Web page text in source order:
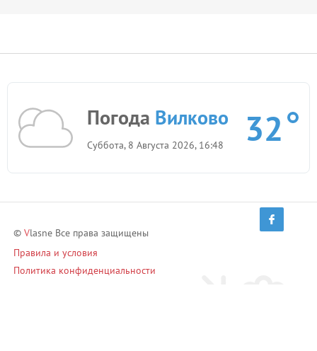
Погода Вилково
Суббота, 8 Августа 2026, 16:48 32
© Vlasne Все права защищены
Правила и условия
Политика конфиденциальности